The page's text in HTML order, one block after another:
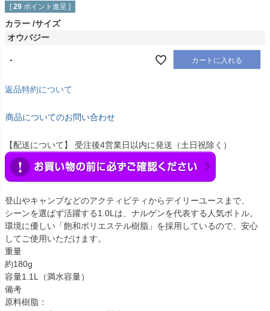
[ 29 ポイント進呈 ]
カラー サイズ
オウバジー
- カートに入れる
返品特約について
商品についてのお問い合わせ
【配送について】 受注後4営業日以内に発送（土日祝除く）
登山やキャンプなどのアクティビティからデイリーユースまで、
シーンを選ばず活躍する1.0Lは、ナルゲンを代表する人気ボトル。
環境に優しい「飽和ポリエステル樹脂」を採用しているので、安心
してご使用いただけます。
重量
約180g
容量1.1L（満水容量）
備考
原料樹脂：